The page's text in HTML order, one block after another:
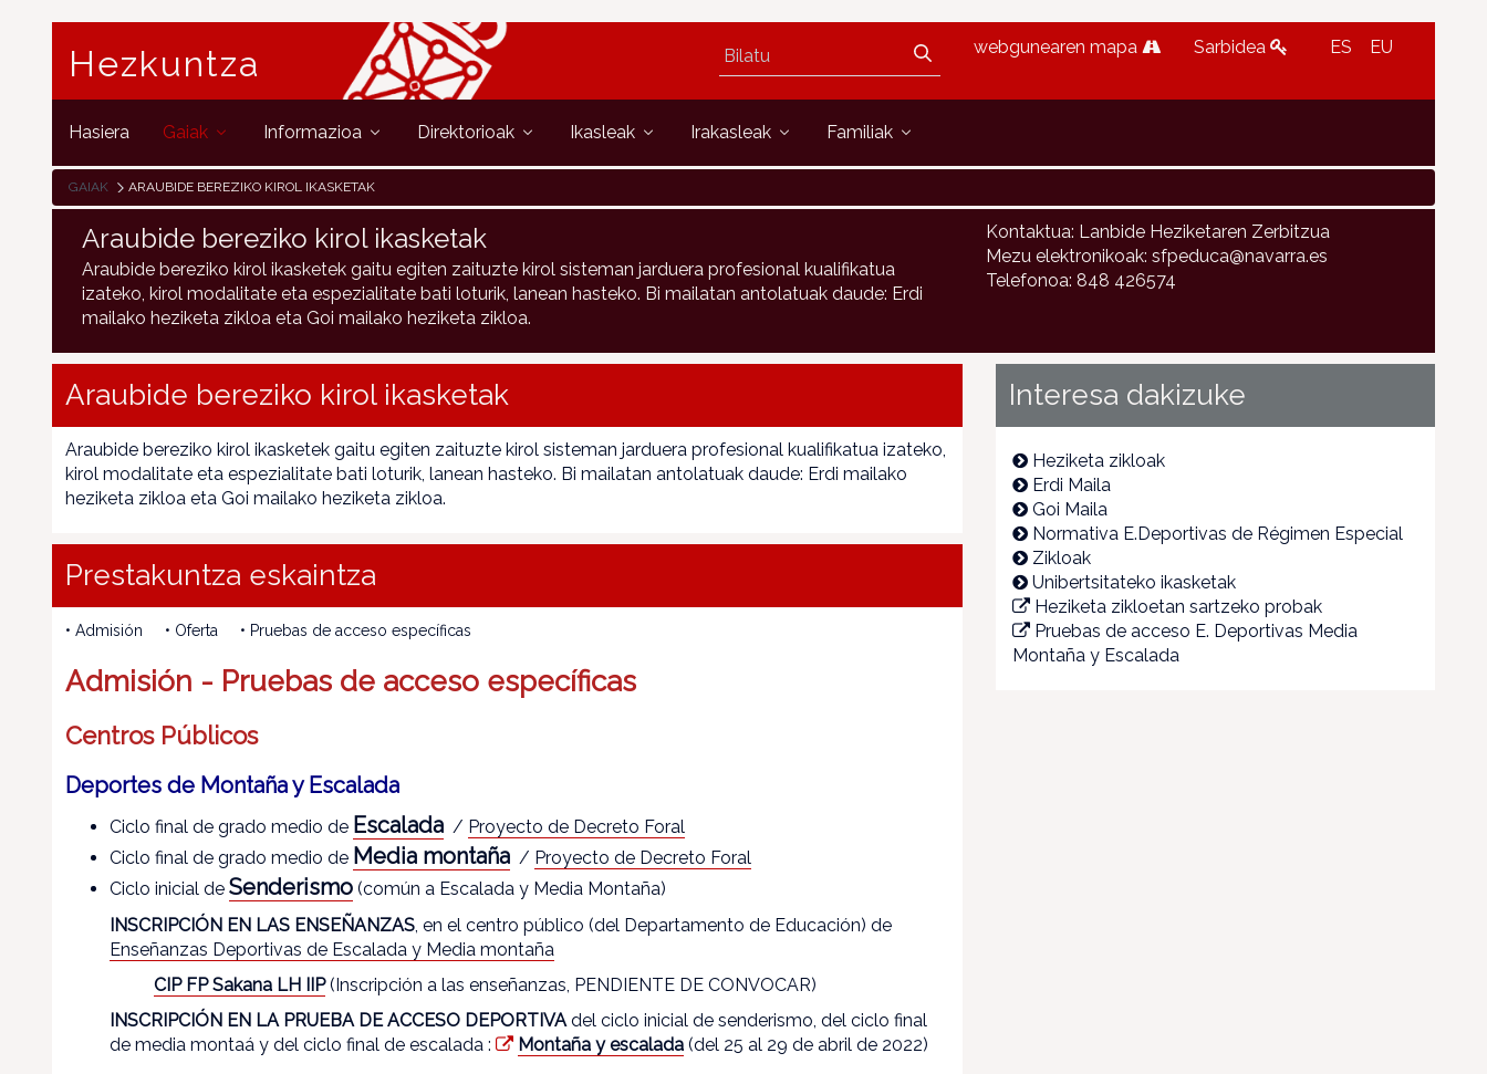
Hezkuntza webgunearen mapa Sarbidea ES EU
Hasiera Gaiak Informazioa Direktorioak Ikasleak Irakasleak Familiak
GAIAK ARAUBIDE BEREZIKO KIROL IKASKETAK
Araubide bereziko kirol ikasketak
Araubide bereziko kirol ikasketek gaitu egiten zaituzte kirol sisteman jarduera profesional kualifikatua
izateko, kirol modalitate eta espezialitate bati loturik, lanean hasteko. Bi mailatan antolatuak daude: Erdi
mailako heziketa zikloa eta Goi mailako heziketa zikloa.
Kontaktua: Lanbide Heziketaren Zerbitzua
Mezu elektronikoak: sfpeduca@navarra.es
Telefonoa: 848 426574
Araubide bereziko kirol ikasketak
Araubide bereziko kirol ikasketek gaitu egiten zaituzte kirol sisteman jarduera profesional kualifikatua izateko,
kirol modalitate eta espezialitate bati loturik, lanean hasteko. Bi mailatan antolatuak daude: Erdi mailako
heziketa zikloa eta Goi mailako heziketa zikloa.
Prestakuntza eskaintza
• Admisión • Oferta • Pruebas de acceso específicas
Admisión - Pruebas de acceso específicas
Centros Públicos
Deportes de Montaña y Escalada
Ciclo final de grado medio de Escalada / Proyecto de Decreto Foral
Ciclo final de grado medio de Media montaña / Proyecto de Decreto Foral
Ciclo inicial de Senderismo (común a Escalada y Media Montaña)
INSCRIPCIÓN EN LAS ENSEÑANZAS, en el centro público (del Departamento de Educación) de
Enseñanzas Deportivas de Escalada y Media montaña
CIP FP Sakana LH IIP (Inscripción a las enseñanzas, PENDIENTE DE CONVOCAR)
INSCRIPCIÓN EN LA PRUEBA DE ACCESO DEPORTIVAdel ciclo inicial de senderismo, del ciclo final
de media montaá y del ciclo final de escalada :
Montaña y escalada (del 25 al 29 de abril de 2022)
Interesa dakizuke
Heziketa zikloak
Erdi Maila
Goi Maila
Normativa E.Deportivas de Régimen Especial
Zikloak
Unibertsitateko ikasketak
Heziketa zikloetan sartzeko probak
Pruebas de acceso E. Deportivas Media
Montaña y Escalada